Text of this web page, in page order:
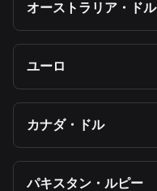
オーストラリア・ドル
ユーロ
カナダ・ドル
パキスタン・ルピー